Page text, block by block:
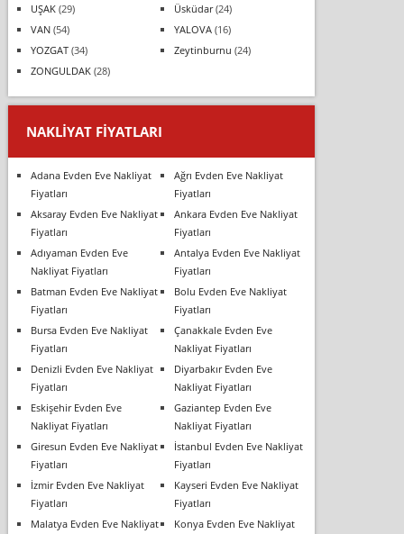
UŞAK(29) Üsküdar(24)
VAN(54) YALOVA(16)
YOZGAT(34) Zeytinburnu (24)
ZONGULDAK(28)
NAKLIYAT FIYATLARI
Adana Evden Eve Nakliyat
Fiyatları
Ağrı Evden Eve Nakliyat
Fiyatları
Aksaray Evden Eve Nakliyat
Fiyatları
Ankara Evden Eve Nakliyat
Fiyatları
Adıyaman Evden Eve
Nakliyat Fiyatları
Antalya Evden Eve Nakliyat
Fiyatları
Batman Evden Eve Nakliyat
Fiyatları
Bolu Evden Eve Nakliyat
Fiyatları
Bursa Evden Eve Nakliyat
Fiyatları
Çanakkale Evden Eve
Nakliyat Fiyatları
Denizli Evden Eve Nakliyat
Fiyatları
Diyarbakır Evden Eve
Nakliyat Fiyatları
Eskişehir Evden Eve
Nakliyat Fiyatları
Gaziantep Evden Eve
Nakliyat Fiyatları
Giresun Evden Eve Nakliyat
Fiyatları
İstanbul Evden Eve Nakliyat
Fiyatları
İzmir Evden Eve Nakliyat
Fiyatları
Kayseri Evden Eve Nakliyat
Fiyatları
Malatya Evden Eve Nakliyat
Konya Evden Eve Nakliyat